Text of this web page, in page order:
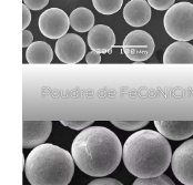
Poudre de